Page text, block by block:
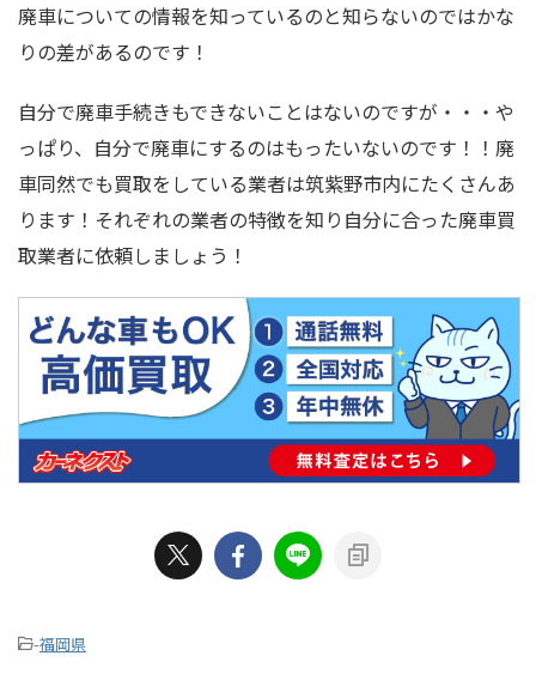
廃車についての情報を知っているのと知らないのではかな
りの差があるのです！
自分で廃車手続きもできないことはないのですが・・・や
っぱり、自分で廃車にするのはもったいないのです！！廃
車同然でも買取をしている業者は筑紫野市内にたくさんあ
ります！それぞれの業者の特徴を知り自分に合った廃車買
取業者に依頼しましょう！
-福岡県